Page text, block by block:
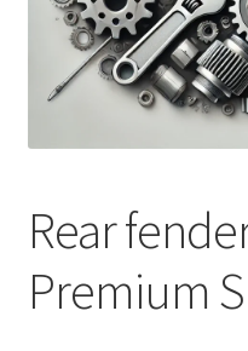
Rear
Premium